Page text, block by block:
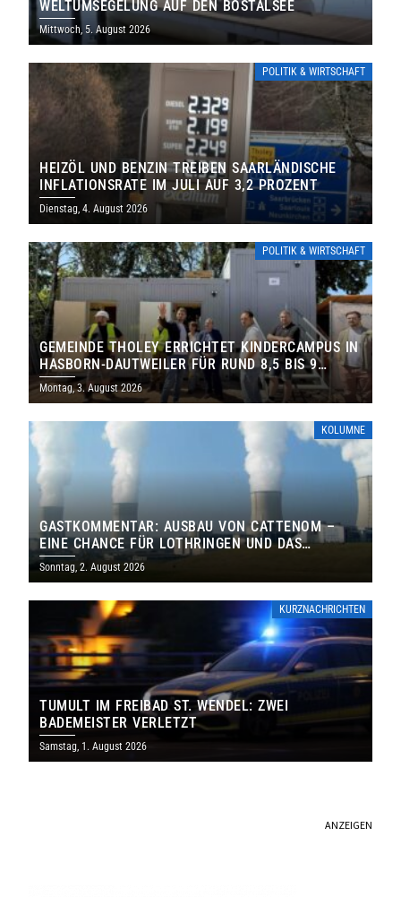
WELTUMSEGELUNG AUF DEN BOSTALSEE
Mittwoch, 5. August 2026
POLITIK & WIRTSCHAFT
HEIZÖL UND BENZIN TREIBEN SAARLÄNDISCHE
INFLATIONSRATE IM JULI AUF 3,2 PROZENT
Dienstag, 4. August 2026
POLITIK & WIRTSCHAFT
GEMEINDE THOLEY ERRICHTET KINDERCAMPUS IN
HASBORN-DAUTWEILER FÜR RUND 8,5 BIS 9
MILLIONEN EURO
Montag, 3. August 2026
KOLUMNE
GASTKOMMENTAR: AUSBAU VON CATTENOM –
EINE CHANCE FÜR LOTHRINGEN UND DAS
SAARLAND
Sonntag, 2. August 2026
KURZNACHRICHTEN
TUMULT IM FREIBAD ST. WENDEL: ZWEI
BADEMEISTER VERLETZT
Samstag, 1. August 2026
ANZEIGEN